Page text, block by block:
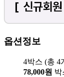
옵션정보
4박스 (총 4
78,000원 박